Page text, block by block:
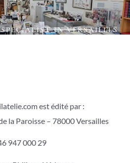
5, rue de la Paroisse - 78000
Versailles
IN VERSAILLES
est édité par :
la Paroisse – 78000 Versailles
947 000 29